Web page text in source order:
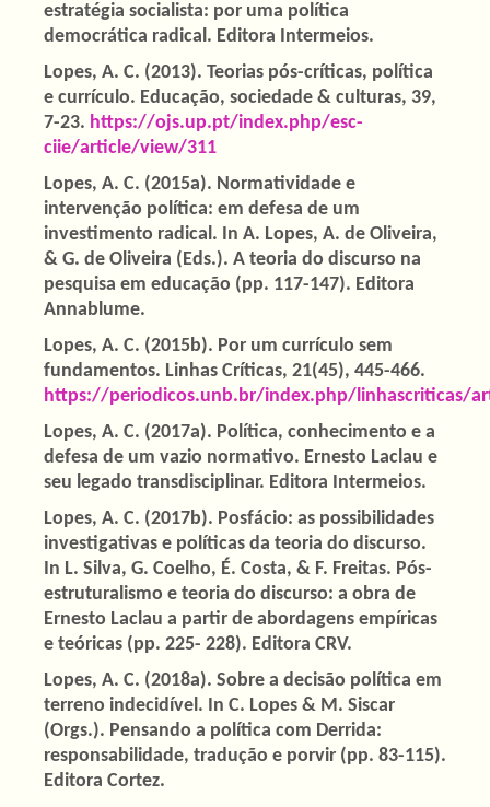
estratégia socialista: por uma política
democrática radical. Editora Intermeios.
Lopes, A. C. (2013). Teorias pós-críticas, política
e currículo. Educação, sociedade & culturas, 39,
7-23. https://ojs.up.pt/index.php/esc-
ciie/article/view/311
Lopes, A. C. (2015a). Normatividade e
intervenção política: em defesa de um
investimento radical. In A. Lopes, A. de Oliveira,
& G. de Oliveira (Eds.). A teoria do discurso na
pesquisa em educação (pp. 117-147). Editora
Annablume.
Lopes, A. C. (2015b). Por um currículo sem
fundamentos. Linhas Críticas, 21(45), 445-466.
https://periodicos.unb.br/index.php/linhascriticas/
Lopes, A. C. (2017a). Política, conhecimento e a
defesa de um vazio normativo. Ernesto Laclau e
seu legado transdisciplinar. Editora Intermeios.
Lopes, A. C. (2017b). Posfácio: as possibilidades
investigativas e políticas da teoria do discurso.
In L. Silva, G. Coelho, É. Costa, & F. Freitas. Pós-
estruturalismo e teoria do discurso: a obra de
Ernesto Laclau a partir de abordagens empíricas
e teóricas (pp. 225- 228). Editora CRV.
Lopes, A. C. (2018a). Sobre a decisão política em
terreno indecidível. In C. Lopes & M. Siscar
(Orgs.). Pensando a política com Derrida:
responsabilidade, tradução e porvir (pp. 83-115).
Editora Cortez.